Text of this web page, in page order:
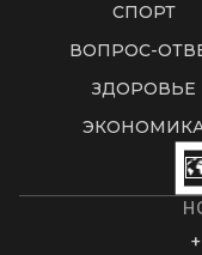
СПОРТ
ВОПРОС-
ЗДОРОВЬЕ